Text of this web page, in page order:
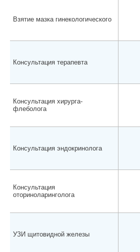
Взятие мазка гинекологического
Консультация терапевта
Консультация хирурга-
флеболога
Консультация эндокринолога
Консультация
оториноларинголога
УЗИ щитовидной железы